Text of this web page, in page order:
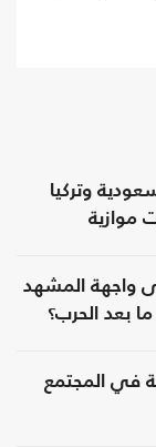
وتركيا
موازية
واجهة المشهد
بعد الحرب؟
في المجتمع